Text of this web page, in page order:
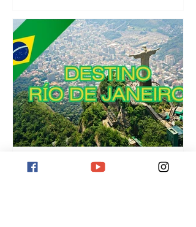
Destino Río de Janeiro